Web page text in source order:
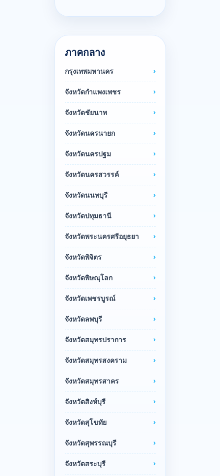
ภาคกลาง
กรุงเทพมหานคร
จังหวัดกำแพงเพชร
จังหวัดชัยนาท
จังหวัดนครนายก
จังหวัดนครปฐม
จังหวัดนครสวรรค์
จังหวัดนนทบุรี
จังหวัดปทุมธานี
จังหวัดพระนครศรีอยุธยา
จังหวัดพิจิตร
จังหวัดพิษณุโลก
จังหวัดเพชรบูรณ์
จังหวัดลพบุรี
จังหวัดสมุทรปราการ
จังหวัดสมุทรสงคราม
จังหวัดสมุทรสาคร
จังหวัดสิงห์บุรี
จังหวัดสุโขทัย
จังหวัดสุพรรณบุรี
จังหวัดสระบุรี